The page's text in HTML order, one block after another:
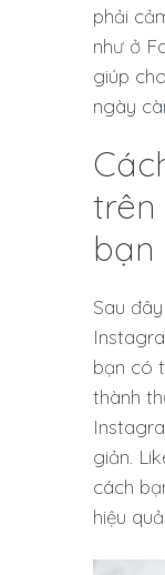
phải
như ở
giúp
ngày
trên
bạn
Sau
bạn có
thành
giản.
cách
hiệu